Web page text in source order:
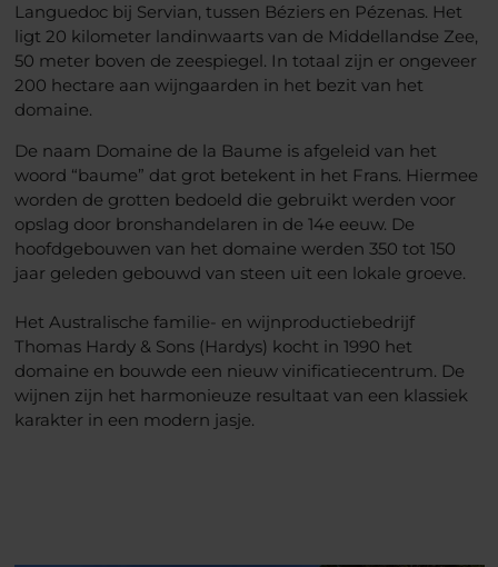
Languedoc bij Servian, tussen Béziers en Pézenas. Het
ligt 20 kilometer landinwaarts van de Middellandse Zee,
50 meter boven de zeespiegel. In totaal zijn er ongeveer
200 hectare aan wijngaarden in het bezit van het
domaine.
De naam Domaine de la Baume is afgeleid van het
woord “baume” dat grot betekent in het Frans. Hiermee
worden de grotten bedoeld die gebruikt werden voor
opslag door bronshandelaren in de 14e eeuw. De
hoofdgebouwen van het domaine werden 350 tot 150
jaar geleden gebouwd van steen uit een lokale groeve.
Het Australische familie- en wijnproductiebedrijf
Thomas Hardy & Sons (Hardys) kocht in 1990 het
domaine en bouwde een nieuw vinificatiecentrum. De
wijnen zijn het harmonieuze resultaat van een klassiek
karakter in een modern jasje.